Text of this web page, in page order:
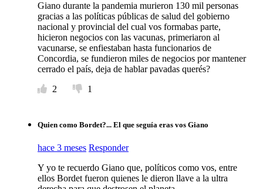
Giano durante la pandemia murieron 130 mil personas
gracias a las políticas públicas de salud del gobierno
nacional y provincial del cual vos formabas parte,
hicieron negocios con las vacunas, primeriaron al
vacunarse, se enfiestaban hasta funcionarios de
Concordia, se fundieron miles de negocios por mantener
cerrado el país, deja de hablar pavadas querés?
2
1
Quien como Bordet?... El que seguía eras vos Giano
hace 3 meses Responder
Y yo te recuerdo Giano que, políticos como vos, entre
ellos Bordet fueron quienes le dieron llave a la ultra